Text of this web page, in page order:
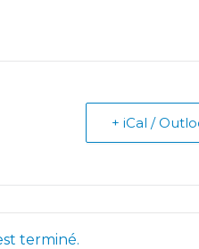
+ iCal /
terminé.